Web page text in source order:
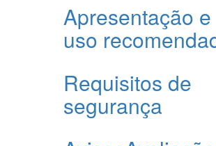
Apresentação e
uso
Requisitos de
segurança